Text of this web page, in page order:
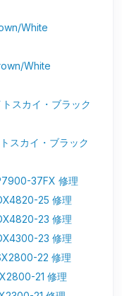
White
White
スカイ・ブラック
スカイ・ブラック
37FX 修理
25 修理
23 修理
23 修理
22 修理
21 修理